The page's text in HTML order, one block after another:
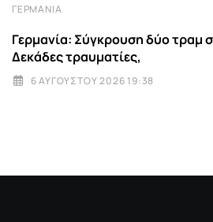
ΓΕΡΜΑΝΊΑ
Γερμανία: Σύγκρουση δύο τραμ
Δεκάδες τραυματίες,
6 ΑΥΓΟΎΣΤΟΥ 2026 19:38